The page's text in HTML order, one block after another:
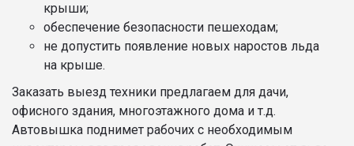
крыши;
обеспечение безопасности пешеходам;
не допустить появление новых наростов льда
на крыше.
Заказать выезд техники предлагаем для дачи,
офисного здания, многоэтажного дома и т.д.
Автовышка поднимет рабочих с необходимым